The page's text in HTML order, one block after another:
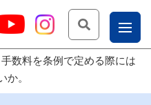
お
じょ
手数料を条例で定める際には
か。